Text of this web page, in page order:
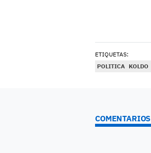
ETIQUETAS:
POLITICA KOLDO
COMENTARIOS